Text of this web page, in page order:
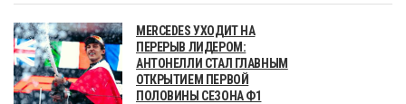
MERCEDES УХОДИТ НА
ПЕРЕРЫВ ЛИДЕРОМ:
АНТОНЕЛЛИ СТАЛ ГЛАВНЫМ
ОТКРЫТИЕМ ПЕРВОЙ
ПОЛОВИНЫ СЕЗОНА Ф1